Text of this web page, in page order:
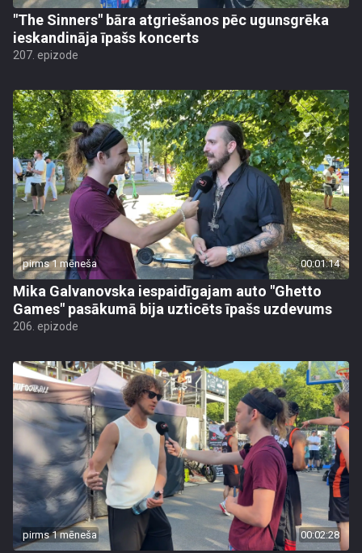
"The Sinners" bāra atgriešanos pēc ugunsgrēka
ieskandināja īpašs koncerts
207. epizode
pirms 1 mēneša 00:01:14
Mika Galvanovska iespaidīgajam auto "Ghetto
Games" pasākumā bija uzticēts īpašs uzdevums
206. epizode
pirms 1 mēneša 00:02:28